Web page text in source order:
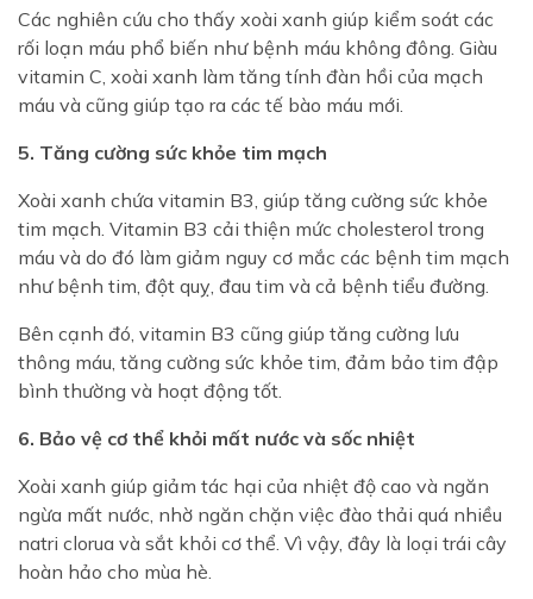
Các nghiên cứu cho thấy xoài xanh giúp kiểm soát các
rối loạn máu phổ biến như bệnh máu không đông. Giàu
vitamin C, xoài xanh làm tăng tính đàn hồi của mạch
máu và cũng giúp tạo ra các tế bào máu mới.
5. Tăng cường sức khỏe tim mạch
Xoài xanh chứa vitamin B3, giúp tăng cường sức khỏe
tim mạch. Vitamin B3 cải thiện mức cholesterol trong
máu và do đó làm giảm nguy cơ mắc các bệnh tim mạch
như bệnh tim, đột quỵ, đau tim và cả bệnh tiểu đường.
Bên cạnh đó, vitamin B3 cũng giúp tăng cường lưu
thông máu, tăng cường sức khỏe tim, đảm bảo tim đập
bình thường và hoạt động tốt.
6. Bảo vệ cơ thể khỏi mất nước và sốc nhiệt
Xoài xanh giúp giảm tác hại của nhiệt độ cao và ngăn
ngừa mất nước, nhờ ngăn chặn việc đào thải quá nhiều
natri clorua và sắt khỏi cơ thể. Vì vậy, đây là loại trái cây
hoàn hảo cho mùa hè.
Theo quy định của pháp luật Việt Nam, ngườichưa đủ
18 tuổi
không được phép mua, sử dụng hoặc tiếp cận
nội dung liên quan đến đồ uống có cồn.
Bằng việc tiếp tục truy cập website, Quý khách xác
nhận rằng
Quý khách đã đủ 18 tuổi
nhiệm về tính chính xác của thông tin xác nhận
này.
Ghi nhớ xác nhận trên thiết bị này